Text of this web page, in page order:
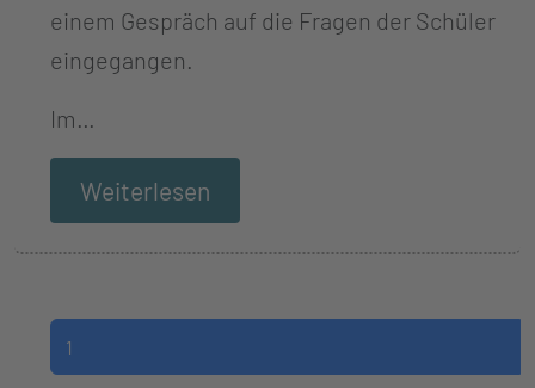
einem Gespräch auf die Fragen der Schüler
eingegangen.
Im…
Weiterlesen
1